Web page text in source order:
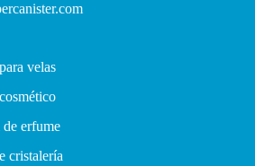
velas
erfume
cristalería